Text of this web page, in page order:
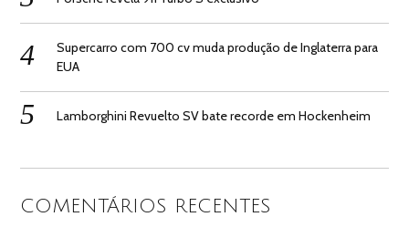
Supercarro com 700 cv muda produção de Inglaterra para
EUA
Lamborghini Revuelto SV bate recorde em Hockenheim
COMENTÁRIOS RECENTES